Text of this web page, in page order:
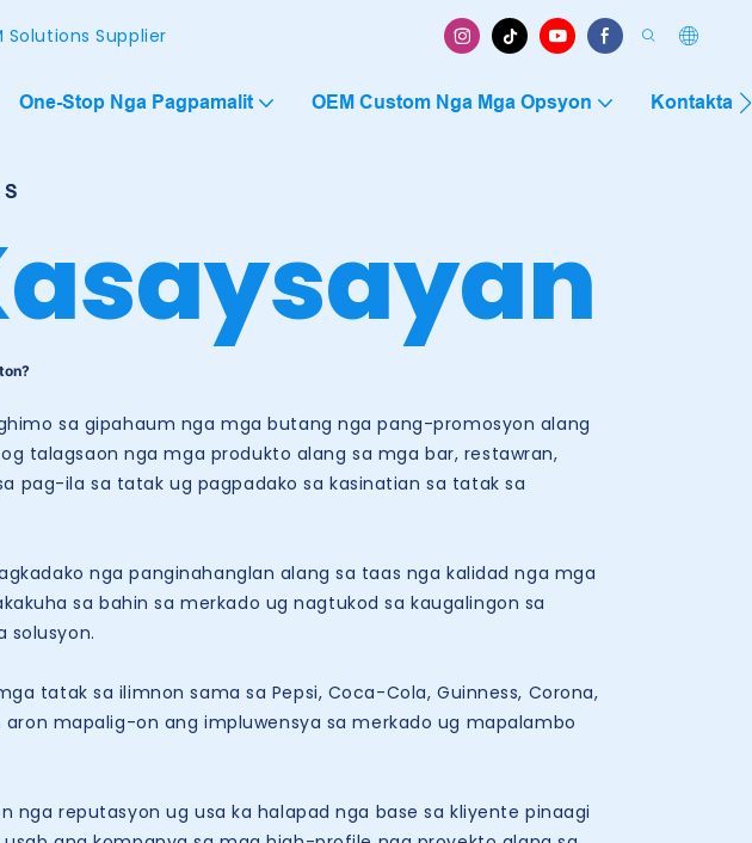
Solutions Supplier
One-Stop Nga Pagpamalit OEM Custom Nga Mga Opsyon Kontakta
sa gipahaum nga mga butang nga pang-promosyon alang
talagsaon nga mga produkto alang sa mga bar, restawran,
pag-ila sa tatak ug pagpadako sa kasinatian sa tatak sa
nga panginahanglan alang sa taas nga kalidad nga mga
sa bahin sa merkado ug nagtukod sa kaugalingon sa
solusyon.
tatak sa ilimnon sama sa Pepsi, Coca-Cola, Guinness, Corona,
mapalig-on ang impluwensya sa merkado ug mapalambo
nga reputasyon ug usa ka halapad nga base sa kliyente pinaagi